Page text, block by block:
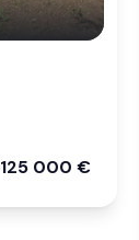
125 000 €